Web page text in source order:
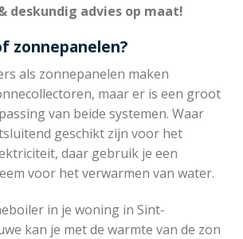
deskundig advies op maat!
zonnepanelen?
als zonnepanelen maken
maar er is een groot
van beide systemen. Waar
geschikt zijn voor het
daar gebruik je een
voor het verwarmen van water.
in je woning in Sint-
kan je met de warmte van de zon